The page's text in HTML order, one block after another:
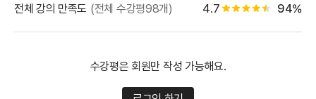
전체 강의 만족도 (전체 수강평98개) 4.7 별점 4.5개 별점 백
94%
수강평은 회원만 작성 가능해요.